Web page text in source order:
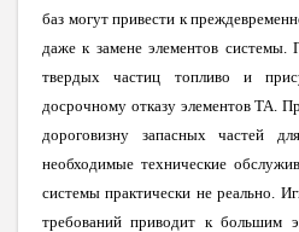
баз могут привести к
даже к замене элементов
твердых частиц топливо и
досрочному отказу элементов ТА.
дороговизну запасных частей
необходимые технические
системы практически не реально.
требований приводит к большим